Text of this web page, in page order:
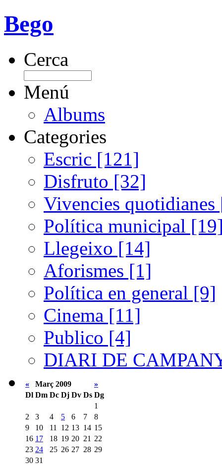
Bego
Cerca
Menú
Albums
Categories
Escric [121]
Disfruto [32]
Vivencies
Política municipal
Llegeixo [14]
Aforismes [1]
Política en general [9]
Cinema [11]
Publico [4]
DIARI DE
« Març 2009
»
Dl Dm Dc Dj Dv Ds Dg
1
2
3 4 5 6 7
8
9
10 11 12 13 14 15
16 17 18 19 20 21 22
23 24 25 26 27 28 29
30 31